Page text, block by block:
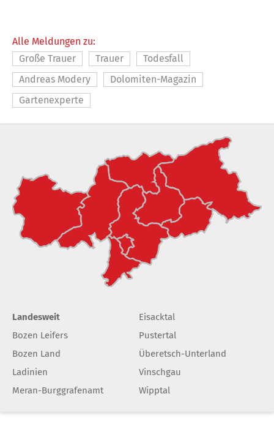
Alle Meldungen zu:
Große Trauer
Trauer
Todesfall
Andreas Modery
Dolomiten-Magazin
Gartenexperte
Landesweit
Bozen Leifers
Bozen Land
Ladinien
Meran-Burggrafenamt
Eisacktal
Pustertal
Überetsch-Unterland
Vinschgau
Wipptal